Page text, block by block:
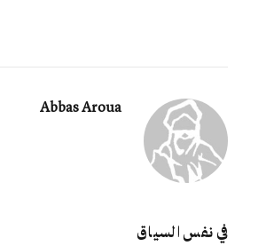
Abbas Aroua
في نفس السياق